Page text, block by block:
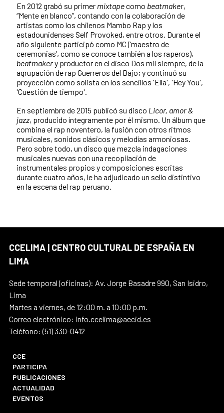
En 2012 grabó su primer mixtapecomo beatmaker,
“Mente en blanco”, contando con la colaboración de
artistas como los chilenos Mambo Rap y los
estadounidenses Self Provoked, entre otros. Durante el
año siguiente participó como MC (‘maestro de
ceremonias’, como se conoce también a los raperos),
beatmakery productor en el disco Dos mil siempre, de la
agrupación de rap Guerreros del Bajo; y continuó su
proyección como solista en los sencillos 'Ella', 'Hey You',
'Cuestión de tiempo'.
En septiembre de 2015 publicó su disco Licor, amor &
jazz, producido íntegramente por él mismo. Un álbum que
combina el rap noventero, la fusión con otros ritmos
musicales, sonidos clásicos y melodías armoniosas.
Pero sobre todo, un disco que mezcla indagaciones
musicales nuevas con una recopilación de
instrumentales propios y composiciones escritas
durante cuatro años, le ha adjudicado un sello distintivo
en la escena del rap peruano.
CCELIMA | CENTRO CULTURAL DE ESPAÑA EN
LIMA
Sede temporal (oficinas): Av. Jorge Basadre 990, San Isidro,
Lima
Martes a viernes, de 12:00 m. a 10:00 p.m.
Correo electrónico: info.ccelima@aecid.es
Teléfono: (51) 330-0412
CCE
PARTICIPA
PUBLICACIONES
ACTUALIDAD
EVENTOS